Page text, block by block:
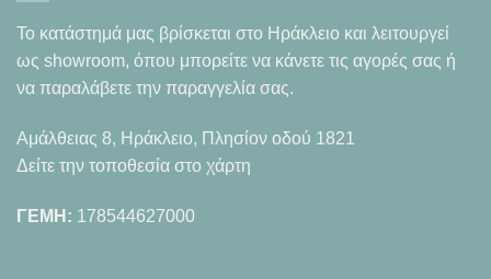
Το κατάστημά μας βρίσκεται στο Ηράκλειο και λειτουργεί
ως showroom, όπου μπορείτε να κάνετε τις αγορές σας ή
να παραλάβετε την παραγγελία σας.
Αμάλθειας 8, Ηράκλειο, Πλησίον οδού 1821
Δείτε την τοποθεσία στο χάρτη
ΓΕΜΗ: 178544627000